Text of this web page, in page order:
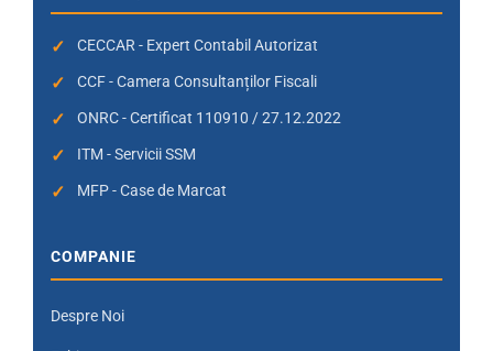
CECCAR - Expert Contabil Autorizat
CCF - Camera Consultanților Fiscali
ONRC - Certificat 110910 / 27.12.2022
ITM - Servicii SSM
MFP - Case de Marcat
COMPANIE
Despre Noi